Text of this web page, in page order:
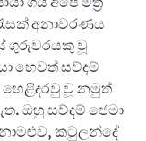
අනාවරණය
ගුරුවරයකු වූ
හෙවත් සව්දම්
හෙළිදරවු වූ නමුත්
ඔහු සව්දම් ජෙමා
කටුලන්දේ